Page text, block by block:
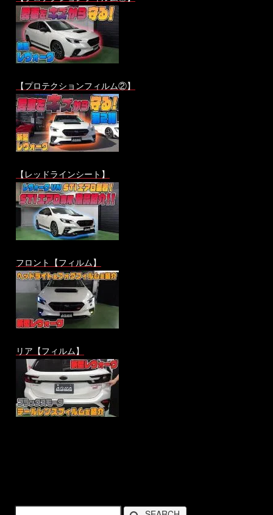
【プロテクションフィルム②】
【レッドラインシート】
フロント【フィルム】
リア【フィルム】